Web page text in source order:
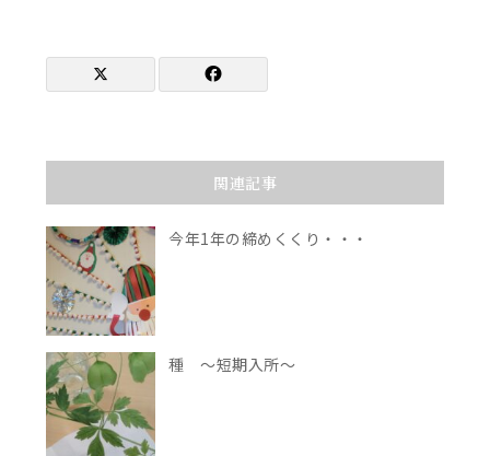
関連記事
今年1年の締めくくり・・・
種 ～短期入所～